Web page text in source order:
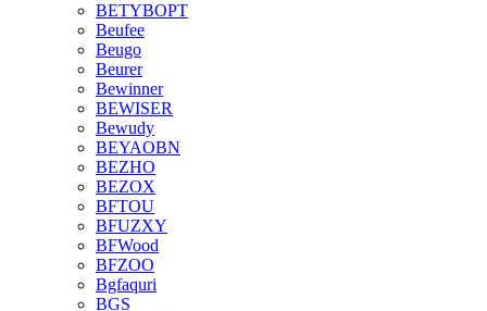
BETYBOPT
Beufee
Beugo
Beurer
Bewinner
BEWISER
Bewudy
BEYAOBN
BEZHO
BEZOX
BFTOU
BFUZXY
BFWood
BFZOO
Bgfaquri
BGS